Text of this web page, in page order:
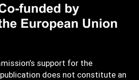
support for the
does not constitute an